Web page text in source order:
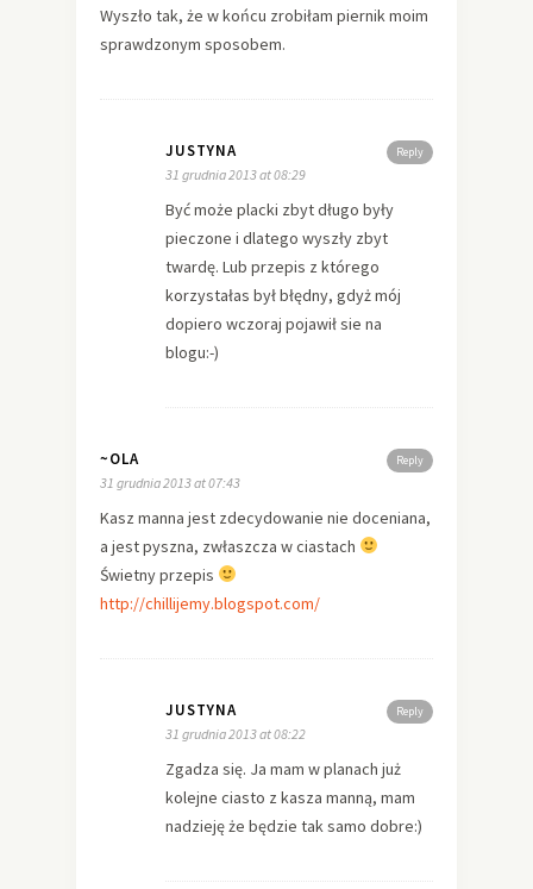
Wyszło tak, że w końcu zrobiłam piernik moim
sprawdzonym sposobem.
Reply
JUSTYNA
31 grudnia 2013 at 08:29
Być może placki zbyt długo były
pieczone i dlatego wyszły zbyt
twardę. Lub przepis z którego
korzystałas był błędny, gdyż mój
dopiero wczoraj pojawił sie na
blogu:-)
Reply
~OLA
31 grudnia 2013 at 07:43
Kasz manna jest zdecydowanie nie doceniana,
a jest pyszna, zwłaszcza w ciastach
Świetny przepis
http://chillijemy.blogspot.com/
Reply
JUSTYNA
31 grudnia 2013 at 08:22
Zgadza się. Ja mam w planach już
kolejne ciasto z kasza manną, mam
nadzieję że będzie tak samo dobre:)